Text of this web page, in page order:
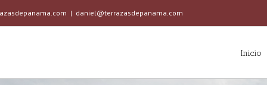
| daniel@terrazasdepanama.com
Inicio